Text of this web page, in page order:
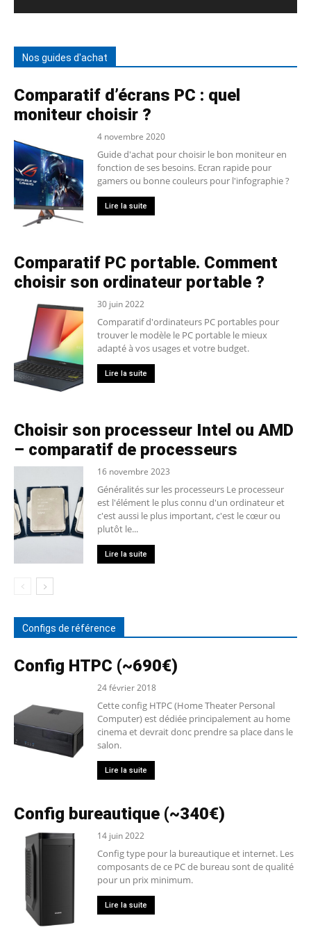
Nos guides d'achat
Comparatif d’écrans PC : quel
moniteur choisir ?
4 novembre 2020
Guide d'achat pour choisir le bon moniteur en
fonction de ses besoins. Ecran rapide pour
gamers ou bonne couleurs pour l'infographie ?
Lire la suite
Comparatif PC portable. Comment
choisir son ordinateur portable ?
30 juin 2022
Comparatif d'ordinateurs PC portables pour
trouver le modèle le PC portable le mieux
adapté à vos usages et votre budget.
Lire la suite
Choisir son processeur Intel ou AMD
– comparatif de processeurs
16 novembre 2023
Généralités sur les processeurs Le processeur
est l'élément le plus connu d'un ordinateur et
c'est aussi le plus important, c'est le cœur ou
plutôt le...
Lire la suite
Configs de référence
Config HTPC (~690€)
24 février 2018
Cette config HTPC (Home Theater Personal
Computer) est dédiée principalement au home
cinema et devrait donc prendre sa place dans le
salon.
Lire la suite
Config bureautique (~340€)
14 juin 2022
Config type pour la bureautique et internet. Les
composants de ce PC de bureau sont de qualité
pour un prix minimum.
Lire la suite